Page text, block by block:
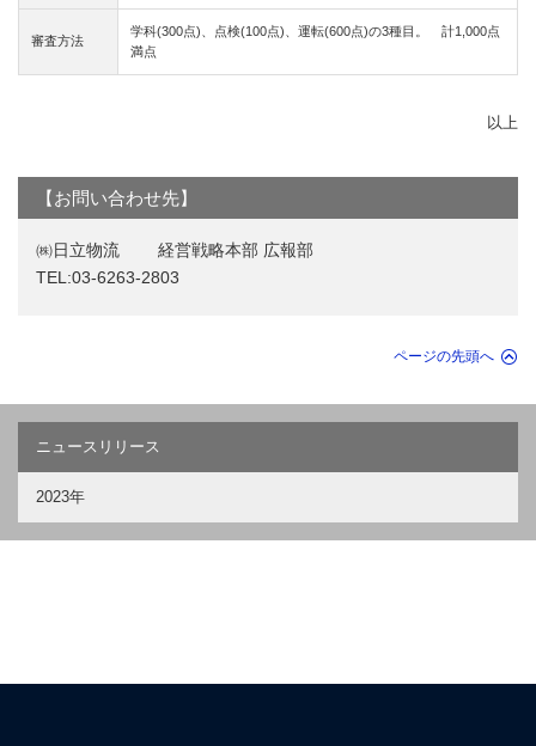
審査方法
学科(300点)、点検(100点)、運転(600点)の3種目。 計1,000点
満点
以上
【お問い合わせ先】
㈱日立物流 経営戦略本部 広報部
TEL:03-6263-2803
ページの先頭へ
ニュースリリース
2023年